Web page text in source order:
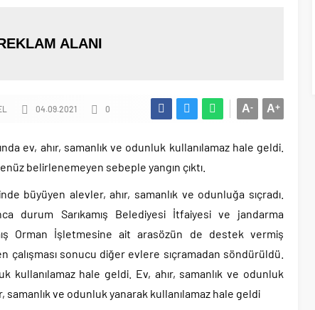
ALANI
04.09.2021 0 A+
A-
ev, ahır, samanlık ve odunluk kullanılamaz hale geldi.
belirlenemeyen sebeple yangın çıktı.
büyüyen alevler, ahır, samanlık ve odunluğa sıçradı.
durum Sarıkamış Belediyesi İtfaiyesi ve jandarma
Orman İşletmesine ait arasözün de destek vermiş
çalışması sonucu diğer evlere sıçramadan söndürüldü.
kullanılamaz hale geldi. Ev, ahır, samanlık ve odunluk
samanlık ve odunluk yanarak kullanılamaz hale geldi